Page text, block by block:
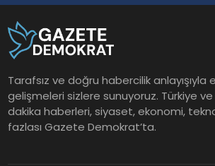
Tarafsız ve doğru habercilik anlayışıyla
gelişmeleri sizlere sunuyoruz. Türkiye
dakika haberleri, siyaset, ekonomi,
fazlası Gazete Demokrat’ta.